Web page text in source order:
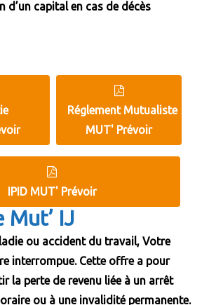
d’un capital en cas de décès
Réglement Mutualiste
MUT' Prévoir
IPID MUT' Prévoir
Mut’ IJ
ou accident du travail, Votre
interrompue. Cette offre a pour
la perte de revenu liée à un arrêt
ou à une invalidité permanente.